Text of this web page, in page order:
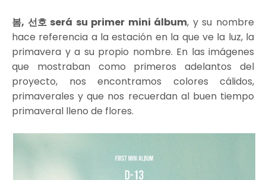
봄, 선호 será su primer mini álbum, y su nombre
hace referencia a la estación en la que ve la luz, la
primavera y a su propio nombre. En las imágenes
que mostraban como primeros adelantos del
proyecto, nos encontramos colores cálidos,
primaverales y que nos recuerdan al buen tiempo
primaveral lleno de flores.